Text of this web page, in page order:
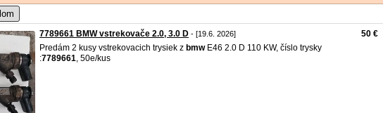
7789661 BMW vstrekovače 2.0, 3.0 D - [19.6. 2026]
Predám 2 kusy vstrekovacich trysiek z bmwE46 2.0 D 110 KW, číslo trysky
:7789661, 50e/kus
50 €